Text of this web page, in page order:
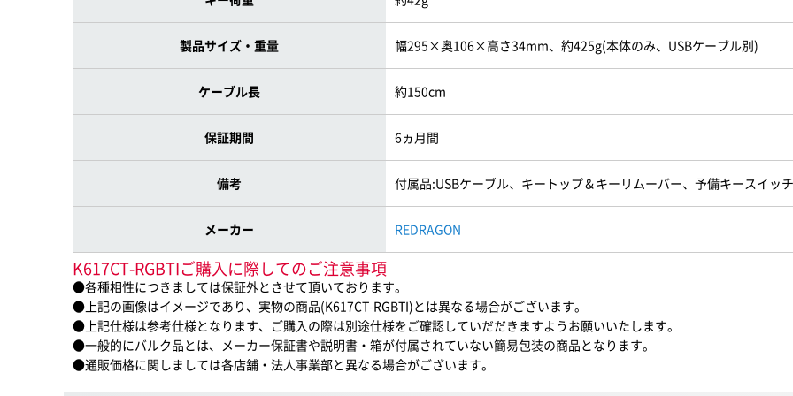
製品サイズ・重量 幅295×奥106×高さ34mm、約425g(本体のみ、USBケーブル別)
ケーブル長 約150cm
保証期間 6ヵ月間
備考 付属品:USBケーブル、キートップ＆キーリムーバー、予備キースイッチ
メーカー REDRAGON
K617CT-RGBTIご購入に際してのご注意事項
●各種相性につきましては保証外とさせて頂いております。
●上記の画像はイメージであり、実物の商品(K617CT-RGBTI)とは異なる場合がございます。
●上記仕様は参考仕様となります、ご購入の際は別途仕様をご確認していだだきますようお願いいたします。
●一般的にバルク品とは、メーカー保証書や説明書・箱が付属されていない簡易包装の商品となります。
●通販価格に関しましては各店舗・法人事業部と異なる場合がございます。